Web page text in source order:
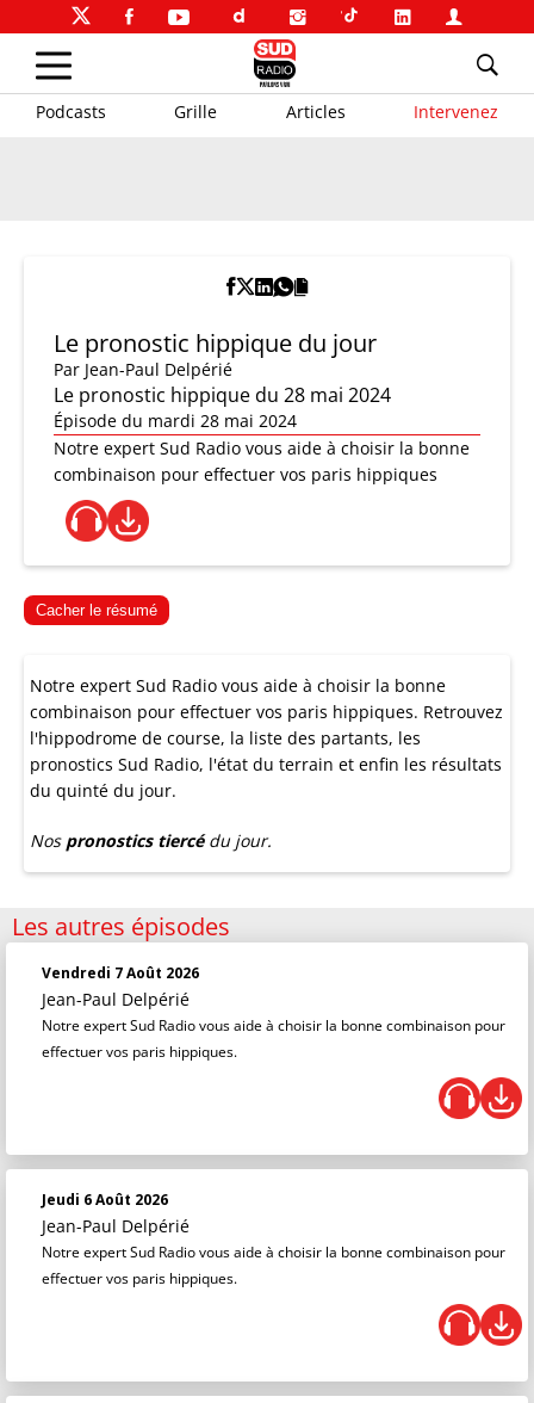
Podcasts Grille Articles Intervenez
Le pronostic hippique du jour
Par Jean-Paul Delpérié
Le pronostic hippique du 28 mai 2024
Épisode du mardi 28 mai 2024
Notre expert Sud Radio vous aide à choisir la bonne
combinaison pour effectuer vos paris hippiques
Cacher le résumé
Notre expert Sud Radio vous aide à choisir la bonne
combinaison pour effectuer vos paris hippiques. Retrouvez
l'hippodrome de course, la liste des partants, les
pronostics Sud Radio, l'état du terrain et enfin les résultats
du quinté du jour.
Nos pronostics tiercédu jour.
Les autres épisodes
Vendredi 7 Août 2026
Jean-Paul Delpérié
Notre expert Sud Radio vous aide à choisir la bonne combinaison pour
effectuer vos paris hippiques.
Jeudi 6 Août 2026
Jean-Paul Delpérié
Notre expert Sud Radio vous aide à choisir la bonne combinaison pour
effectuer vos paris hippiques.